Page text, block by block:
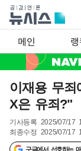
메인
이재용 무
X은 유죄?"
기사등록 2025/07/17
최종수정 2025/07/17
구글에서 선호하는